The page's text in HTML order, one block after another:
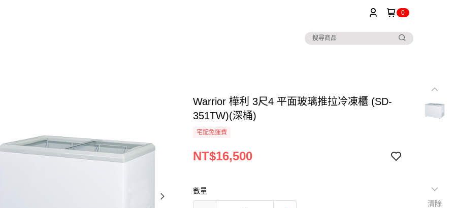
0
Warrior 樺利 3尺4 平面玻璃推拉冷凍櫃 (SD-
351TW)(深桶)
宅配免運費
NT$16,500
數量
清除